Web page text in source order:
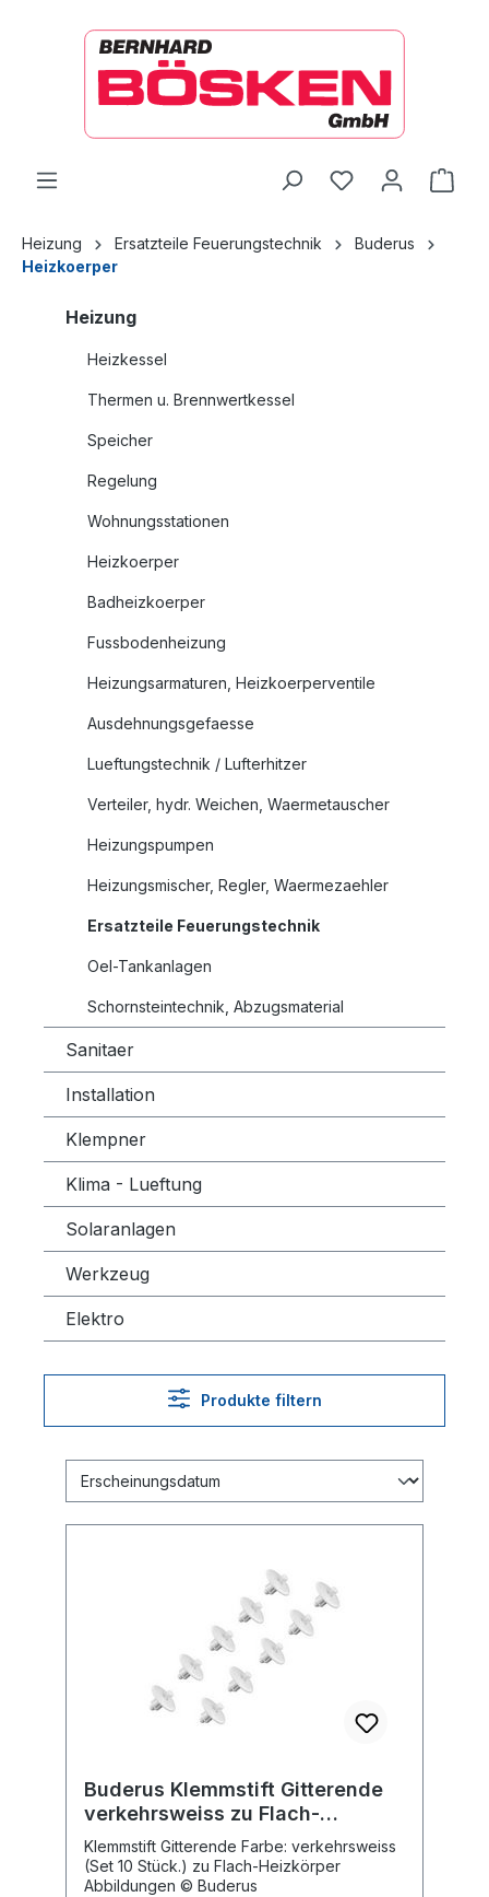
Heizung Ersatzteile Feuerungstechnik
Buderus
Heizkoerper
Heizung
Heizkessel
Thermen u. Brennwertkessel
Speicher
Regelung
Wohnungsstationen
Heizkoerper
Badheizkoerper
Fussbodenheizung
Heizungsarmaturen, Heizkoerperventile
Ausdehnungsgefaesse
Lueftungstechnik / Lufterhitzer
Verteiler, hydr. Weichen, Waermetauscher
Heizungspumpen
Heizungsmischer, Regler, Waermezaehler
Ersatzteile Feuerungstechnik
Oel-Tankanlagen
Schornsteintechnik, Abzugsmaterial
Sanitaer
Installation
Klempner
Klima - Lueftung
Solaranlagen
Werkzeug
Elektro
Produkte filtern
Buderus Klemmstift Gitterende
verkehrsweiss zu Flach-
Heizkörper (Set 10 Stck.)
Klemmstift Gitterende Farbe: verkehrsweiss
(Set 10 Stück.) zu Flach-Heizkörper
Abbildungen © Buderus